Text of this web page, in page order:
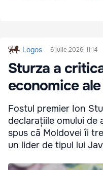
Logos 6 iulie 2026, 11:14
Sturza a
economice
Fostul premier Ion
declarațiile omului de
spus că Moldovei îi
un lider de tipul lui